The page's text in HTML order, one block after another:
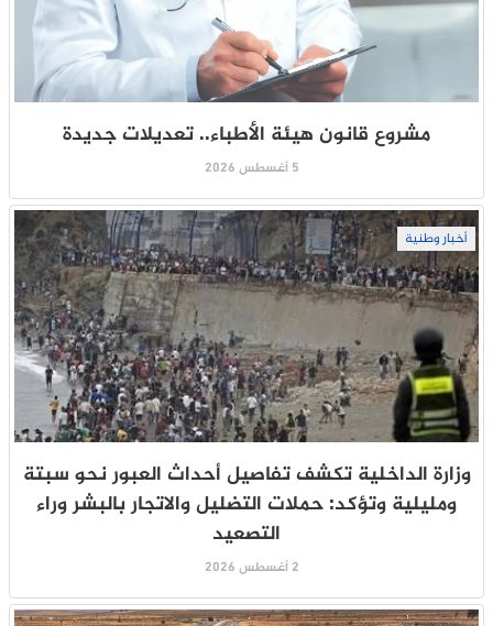
مشروع قانون هيئة الأطباء.. تعديلات جديدة
5 أغسطس 2026
أخبار وطنية
وزارة الداخلية تكشف تفاصيل أحداث العبور نحو سبتة
ومليلية وتؤكد: حملات التضليل والاتجار بالبشر وراء
التصعيد
2 أغسطس 2026